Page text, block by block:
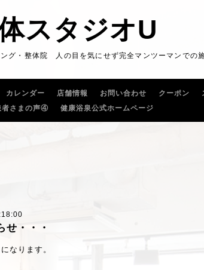
スタジオU
グ・整体院 人の目を気にせず完全マンツーマンでの
カレンダー 店舗情報 お問い合わせ クーポン
者さまの声④ 健康浴泉公式ホームページ
せ・・・
なります。